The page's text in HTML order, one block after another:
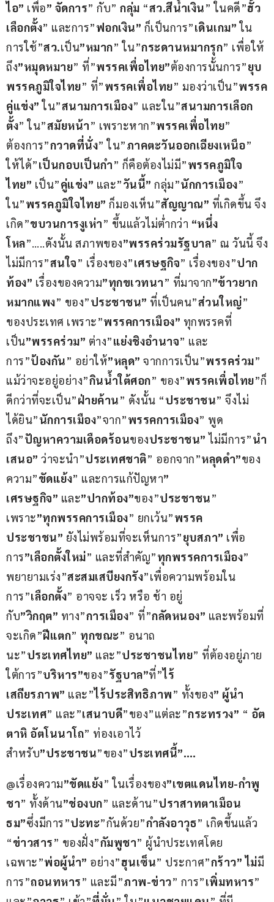
ไอ” เพื่อ” จัดการ” กับ” กลุ่ม “สว.สีน้ำเงิน” ในคดี”ฮั้ว
เลือกตั้ง” และการ”ฟอกเงิน” ก็เป็นการ”เดินเกม” ใน
การใช้”สว.เป็น”หมาก” ใน”กระดานหมากรุก” เพื่อให้
ถึง”หมุดหมาย” ที่”พรรคเพื่อไทย”ต้องการนั้นการ”ยุบ
พรรคภูมิใจไทย” ที่”พรรคเพื่อไทย” มองว่าเป็น”พรรค
คู่แข่ง” ใน”สนามการเมือง” และใน”สนามการเลือก
ตั้ง” ใน”สมัยหน้า” เพราะหาก”พรรคเพื่อไทย”
ต้องการ”กวาดที่นั่ง” ใน”ภาคตะวันออกเฉียงเหนือ”
ให้ได้”เป็นกอบเป็นกำ” ก็คือต้องไม่มี”พรรคภูมิใจ
ไทย” เป็น”คู่แข่ง” และ”วันนี้” กลุ่ม”นักการเมือง”
ใน”พรรคภูมิใจไทย” ก็มองเห็น”สัญญาณ” ที่เกิดขึ้น จึง
เกิด”ขบวนการงูเห่า” ขึ้นแล้วไม่ต่ำกว่า “หนึ่ง
โหล”…..ดังนั้น สภาพของ”พรรคร่วมรัฐบาล” ณ วันนี้ จึง
ไม่มีการ”สนใจ” เรื่องของ”เศรษฐกิจ” เรื่องของ”ปาก
ท้อง” เรื่องของความ”ทุกขเวทนา” ที่มาจาก”ข้าวยาก
หมากแพง” ของ”ประชาชน” ที่เป็นคน”ส่วนใหญ่”
ของประเทศ เพราะ”พรรคการเมือง” ทุกพรรคที่
เป็น”พรรคร่วม” ต่าง”แย่งชิงอำนาจ” และ
การ”ป้องกัน” อย่าให้”หลุด” จากการเป็น”พรรคร่วม”
แม้ว่าจะอยู่อย่าง”กินน้ำใต้ศอก” ของ”พรรคเพื่อไทย”ก็
ดีกว่าที่จะเป็น”ฝ่ายค้าน” ดังนั้น “ประชาชน” จึงไม่
ได้ยิน”นักการเมือง”จาก”พรรคการเมือง” พูด
ถึง”ปัญหาความเดือดร้อนของประชาชน” ไม่มีการ”นำ
เสนอ” ว่าจะนำ”ประเทศชาติ” ออกจาก”หลุดดำ”ของ
ความ”ขัดแย้ง” และการแก้ปัญหา”
เศรษฐกิจ” และ”ปากท้อง”ของ”ประชาชน”
เพราะ”ทุกพรรคการเมือง” ยกเว้น”พรรค
ประชาชน” ยังไม่พร้อมที่จะเห็นการ”ยุบสภา” เพื่อ
การ”เลือกตั้งใหม่” และที่สำคัญ”ทุกพรรคการเมือง”
พยายามเร่ง”สะสมเสบียงกรัง”เพื่อความพร้อมใน
การ”เลือกตั้ง” อาจจะ เร็ว หรือ ช้า อยู่
กับ”วิกฤต” ทาง”การเมือง” ที่”กลัดหนอง” และพร้อมที่
จะเกิด”ฝีแตก” ทุกขณะ” อนาถ
นะ”ประเทศไทย” และ”ประชาชนไทย” ที่ต้องอยู่ภาย
ใต้การ”บริหาร”ของ”รัฐบาล”ที่”ไร้
เสถียรภาพ” และ”ไร้ประสิทธิภาพ” ทั้งของ” ผู้นำ
ประเทศ” และ”เสนาบดี”ของ”แต่ละ”กระทรวง” “ อัต
ตาหิ อัตโนนาโถ” ท่องเอาไว้
สำหรับ”ประชาชน”ของ”ประเทศนี้”….
@เรื่องความ”ขัดแย้ง” ในเรื่องของ”เขตแดนไทย-กำพู
ชา” ทั้งด้าน”ช่องบก” และด้าน”ปราสาทตาเมือน
ธม”ซึ่งมีการ”ปะทะ”กันด้วย”กำลังอาวุธ” เกิดขึ้นแล้ว
“ข่าวสาร” ของฝั่ง”กัมพูชา” ผู้นำประเทศโดย
เฉพาะ”พ่อผู้นำ” อย่าง”ฮุนเซ็น” ประกาศ”กร้าว” ไม่มี
การ”ถอนทหาร” และมี”ภาพ-ข่าว” การ”เพิ่มทหาร”